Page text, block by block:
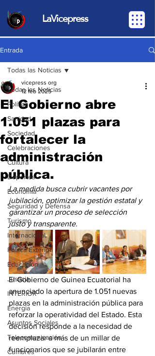
LaVicepress
Entrada
Todas las Noticias
Política
Sanidad
Sociedad
Celebraciones
Cultura
Deportes
Economia
Seguridad y Defensa
Turismo
Internacional
Politca Exterior
Educación
Justicia
INTERIOR
Energia
Asuntos Sociales
Telecomunicación
Cumbres
Todas las Noticias
El Gobierno abre
1.051 plazas para
fortalecer la
administración
pública.
vicepress org
12 feb 2025
La medida busca cubrir vacantes por
jubilación, optimizar la gestión estatal y
garantizar un proceso de selección
justo y transparente.
El Gobierno de Guinea Ecuatorial ha
anunciado la apertura de 1.051 nuevas
plazas en la administración pública para
reforzar la operatividad del Estado. Esta
decisión responde a la necesidad de
reemplazar a más de un millar de
funcionarios que se jubilarán entre